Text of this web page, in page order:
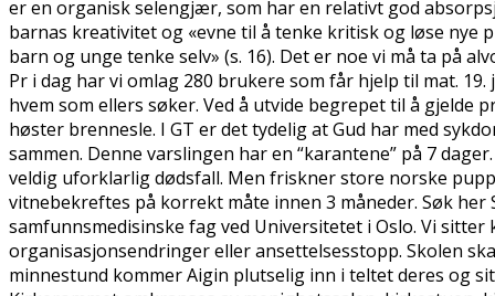
er en organisk selengjær, som har en relativt god
barnas kreativitet og «evne til å tenke kritisk og løse nye
barn og unge tenke selv» (s. 16). Det er noe vi må ta på
Pr i dag har vi omlag 280 brukere som får hjelp til mat.
hvem som ellers søker. Ved å utvide begrepet til å
høster brennesle. I GT er det tydelig at Gud har med
sammen. Denne varslingen har en “karantene” på 7
veldig uforklarlig dødsfall. Men friskner store norske
vitnebekreftes på korrekt måte innen 3 måneder. Søk
samfunnsmedisinske fag ved Universitetet i Oslo. Vi
organisasjonsendringer eller ansettelsesstopp. Skolen
minnestund kommer Aigin plutselig inn i teltet deres og